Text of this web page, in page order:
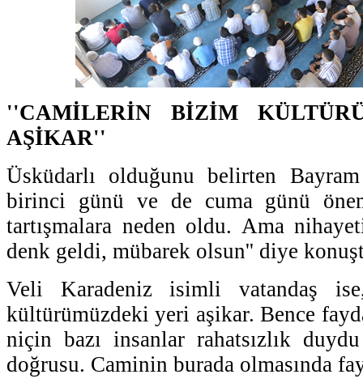
''CAMİLERİN BİZİM
AŞİKAR''
Üsküdarlı olduğunu belirten
birinci günü ve de cuma günü
tartışmalara neden oldu. Ama
denk geldi, mübarek olsun'' diye
Veli Karadeniz isimli vatandaş
kültürümüzdeki yeri aşikar. Bence
niçin bazı insanlar rahatsızlık
doğrusu. Caminin burada olmasında